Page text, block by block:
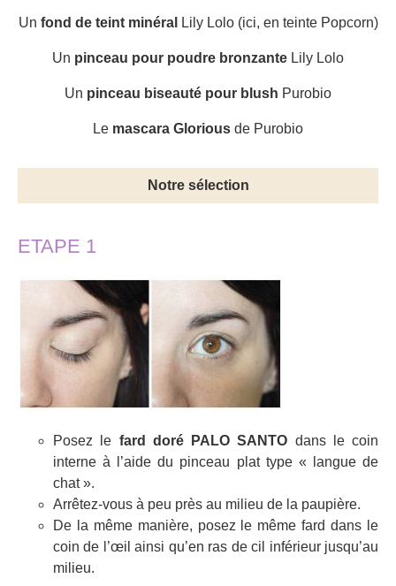
Un fond de teint minéral Lily Lolo (ici, en teinte Popcorn)
Un pinceau pour poudre bronzante Lily Lolo
Un pinceau biseauté pour blush Purobio
Le mascara Glorious de Purobio
Notre sélection
ETAPE 1
Posez le fard doré PALO SANTO dans le coin
interne à l’aide du pinceau plat type « langue de
chat ».
Arrêtez-vous à peu près au milieu de la paupière.
De la même manière, posez le même fard dans le
coin de l’œil ainsi qu’en ras de cil inférieur jusqu’au
milieu.